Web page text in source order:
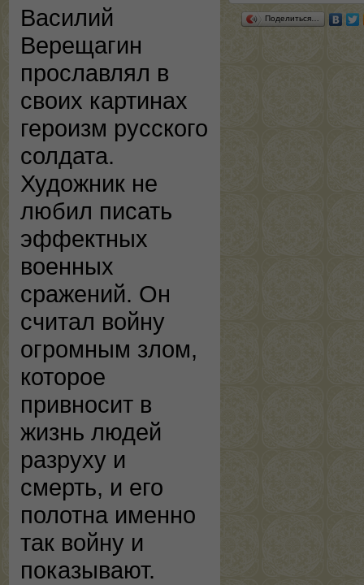
Василий
Верещагин
прославлял в
своих картинах
героизм русского
солдата.
Художник не
любил писать
эффектных
военных
сражений. Он
считал войну
огромным злом,
которое
привносит в
жизнь людей
разруху и
смерть, и его
полотна именно
так войну и
показывают.
Поделиться…